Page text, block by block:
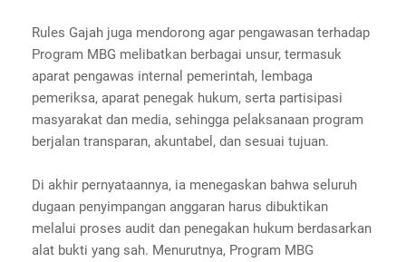
Rules Gajah juga mendorong agar pengawasan terhadap
Program MBG melibatkan berbagai unsur, termasuk
aparat pengawas internal pemerintah, lembaga
pemeriksa, aparat penegak hukum, serta partisipasi
masyarakat dan media, sehingga pelaksanaan program
berjalan transparan, akuntabel, dan sesuai tujuan.
Di akhir pernyataannya, ia menegaskan bahwa seluruh
dugaan penyimpangan anggaran harus dibuktikan
melalui proses audit dan penegakan hukum berdasarkan
alat bukti yang sah. Menurutnya, Program MBG